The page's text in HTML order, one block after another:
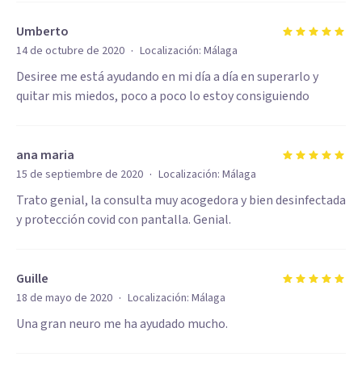
Umberto
14 de octubre de 2020 · Localización: Málaga
Desiree me está ayudando en mi día a día en superarlo y
quitar mis miedos, poco a poco lo estoy consiguiendo
ana maria
15 de septiembre de 2020 · Localización: Málaga
Trato genial, la consulta muy acogedora y bien desinfectada
y protección covid con pantalla. Genial.
Guille
18 de mayo de 2020 · Localización: Málaga
Una gran neuro me ha ayudado mucho.